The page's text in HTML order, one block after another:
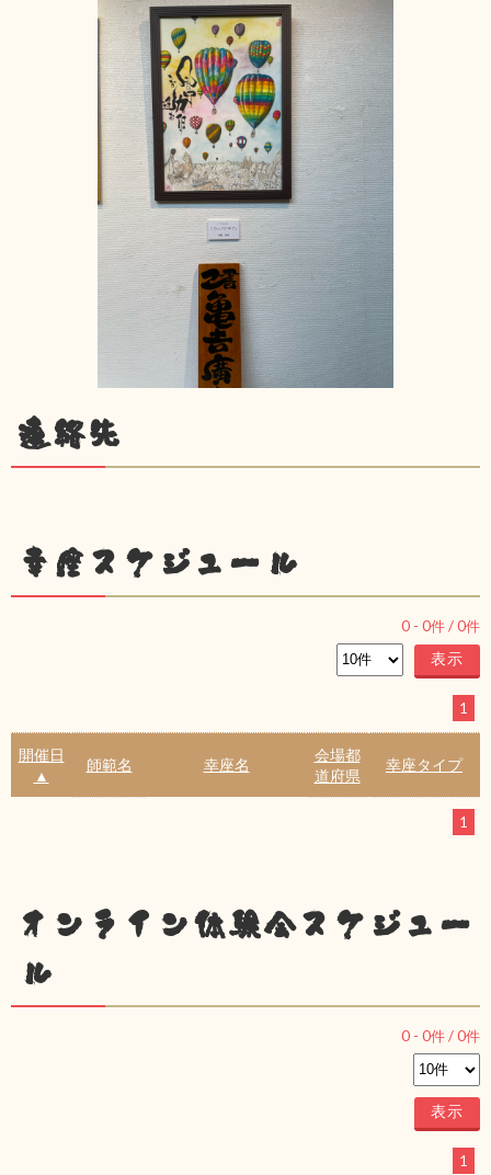
連絡先
幸座スケジュール
0 - 0件 /0件
1
開催日
▲
師範名 幸座名
会場都
道府県
幸座タイプ
1
オンライン体験会スケジュー
ル
0 - 0件 /0件
1